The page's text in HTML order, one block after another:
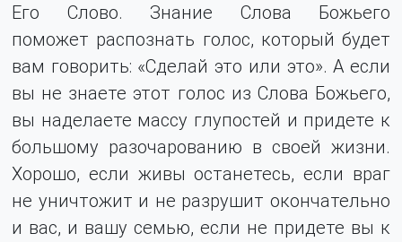
Его Слово. Знание Слова Божьего
поможет распознать голос, который будет
вам говорить: «Сделай это или это». А если
вы не знаете этот голос из Слова Божьего,
вы наделаете массу глупостей и придете к
большому разочарованию в своей жизни.
Хорошо, если живы останетесь, если враг
не уничтожит и не разрушит окончательно
и вас, и вашу семью, если не придете вы к